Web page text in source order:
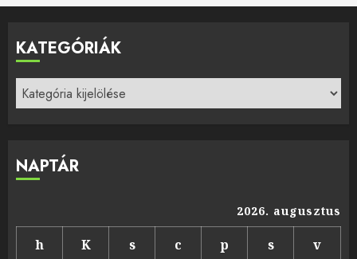
KATEGÓRIÁK
Kategóriák
NAPTÁR
2026. augusztus
h K s c p s
v